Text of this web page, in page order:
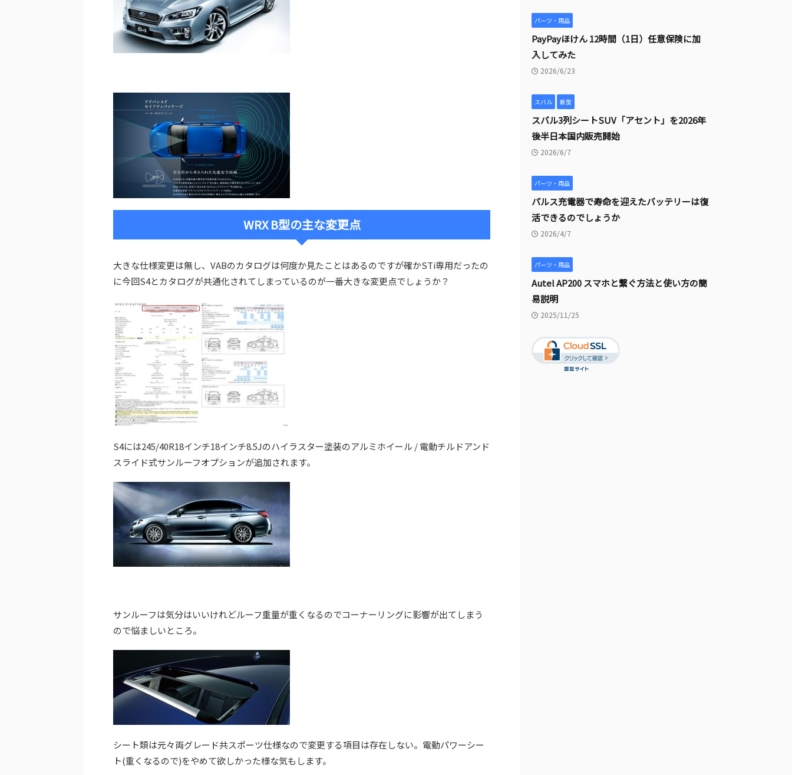
WRX B型の主な変更点
大きな仕様変更は無し、VABのカタログは何度か見たことはあるのですが確かSTi専用だったの
に今回S4とカタログが共通化されてしまっているのが一番大きな変更点でしょうか？
S4には245/40R18インチ18インチ8.5Jのハイラスター塗装のアルミホイール / 電動チルドアンド
スライド式サンルーフオプションが追加されます。
サンルーフは気分はいいけれどルーフ重量が重くなるのでコーナーリングに影響が出てしまう
ので悩ましいところ。
シート類は元々両グレード共スポーツ仕様なので変更する項目は存在しない。電動パワーシー
ト(重くなるので)をやめて欲しかった様な気もします。
パーツ・用品
PayPayほけん 12時間（1日）任意保険に加
入してみた
2026/6/23
スバル 新型
スバル3列シートSUV「アセント」を2026年
後半日本国内販売開始
2026/6/7
パーツ・用品
パルス充電器で寿命を迎えたバッテリーは復
活できるのでしょうか
2026/4/7
パーツ・用品
Autel AP200 スマホと繋ぐ方法と使い方の簡
易説明
2025/11/25